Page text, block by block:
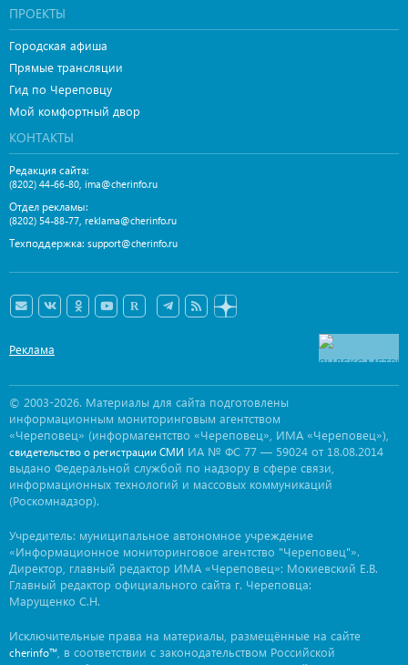
ПРОЕКТЫ
Городская афиша
Прямые трансляции
Гид по Череповцу
Мой комфортный двор
КОНТАКТЫ
Редакция сайта:
(8202) 44-66-80, ima@cherinfo.ru
Отдел рекламы:
(8202) 54-88-77, reklama@cherinfo.ru
Техподдержка: support@cherinfo.ru
Реклама
© 2003-2026. Материалы для сайта подготовлены
информационным мониторинговым агентством
«Череповец» (информагентство «Череповец», ИМА «Череповец»),
свидетельство о регистрации СМИ ИА № ФС 77 — 59024 от 18.08.2014
выдано Федеральной службой по надзору в сфере связи,
информационных технологий и массовых коммуникаций
(Роскомнадзор).
Учредитель: муниципальное автономное учреждение
«Информационное мониторинговое агентство "Череповец"».
Директор, главный редактор ИМА «Череповец»: Мокиевский Е.В.
Главный редактор официального сайта г. Череповца:
Марущенко С.Н.
Исключительные права на материалы, размещённые на сайте
cherinfo™ , в соответствии с законодательством Российской